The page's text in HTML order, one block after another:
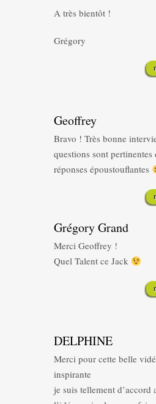
A très bientôt !
Grégory
Geoffrey
Bravo ! Très bonne
questions sont pertinentes
réponses époustouflantes
Grégory Grand
Merci Geoffrey !
Quel Talent ce Jack
DELPHINE
Merci pour cette belle
inspirante
je suis tellement d’accord